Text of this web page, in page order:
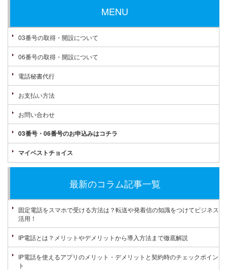
MENU
03番号の取得・開設について
06番号の取得・開設について
電話秘書代行
お支払い方法
お問い合わせ
03番号・06番号のお申込みはコチラ
マイベストチョイス
最新のコラム記事一覧
固定電話をスマホで受ける方法は？転送や発着信の知識をつけてビジネス
活用！
IP電話とは？メリットやデメリットから導入方法まで徹底解説
IP電話を使えるアプリのメリット・デメリットと契約時のチェックポイン
ト